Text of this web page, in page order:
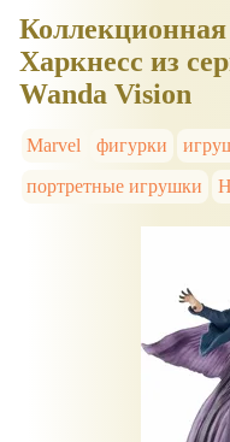
Харкнесс из
Wanda Vision
Marvel фигурки
портретные игрушки